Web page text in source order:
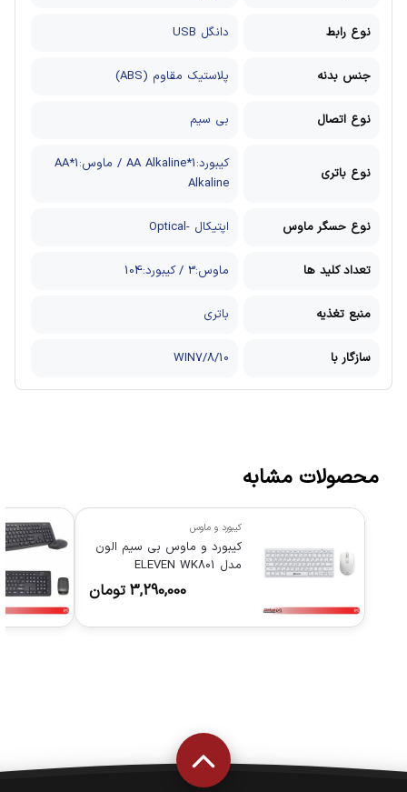
نوع رابط دانگل USB
جنس بدنه پلاستیک مقاوم (ABS)
نوع اتصال بی سیم
نوع باتری
کیبورد:1*AA Alkaline / ماوس:1*AA
Alkaline
نوع حسگر ماوس اپتیکال -Optical
تعداد کلید ها ماوس:3 / کیبورد:104
منبع تغذیه باتری
سازگار با WIN7/8/10
محصولات مشابه
کیبورد و ماوس
کیبورد و ماوس بی سیم الون
مدل ELEVEN WK801
3,290,000 تومان